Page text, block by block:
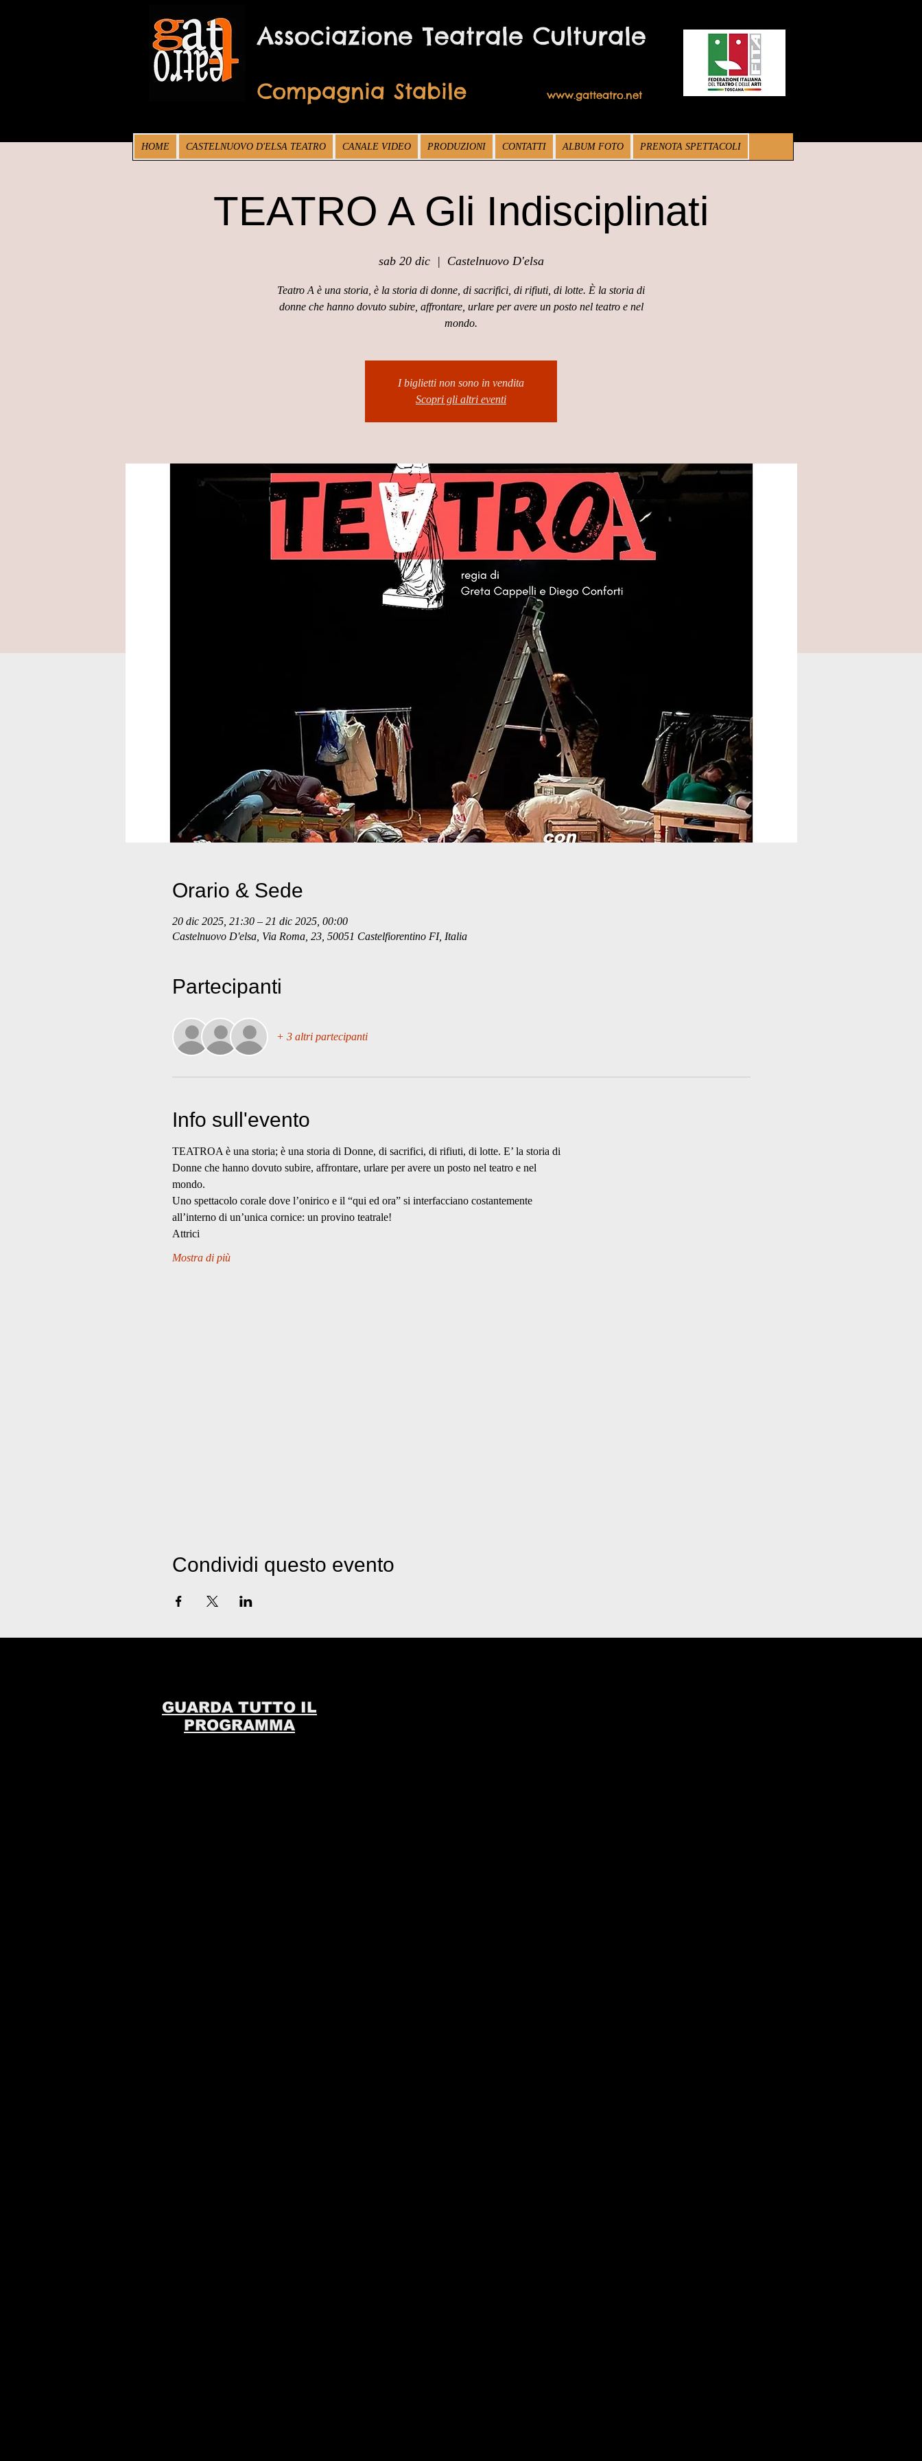
Associazione Teatrale Culturale
Compagnia Stabile www.gatteatro.net
HOME CASTELNUOVO D'ELSA TEATRO CANALE VIDEO PRODUZIONI CONTATTI ALBUM FOTO PRENOTA SPETTACOLI
TEATRO A Gli Indisciplinati
sab 20 dic
  |
Castelnuovo D'elsa
Teatro A è una storia, è la storia di donne, di sacrifici, di rifiuti, di lotte. È la storia di
donne che hanno dovuto subire, affrontare, urlare per avere un posto nel teatro e nel
mondo.
I biglietti non sono in vendita
Scopri gli altri eventi
Orario & Sede
20 dic 2025, 21:30 – 21 dic 2025, 00:00
Castelnuovo D'elsa, Via Roma, 23, 50051 Castelfiorentino FI, Italia
Partecipanti
+ 3 altri partecipanti
Info sull'evento
TEATROA è una storia; è una storia di Donne, di sacrifici, di rifiuti, di lotte. E’ la storia di
Donne che hanno dovuto subire, affrontare, urlare per avere un posto nel teatro e nel
mondo.
Uno spettacolo corale dove l’onirico e il “qui ed ora” si interfacciano costantemente
all’interno di un’unica cornice: un provino teatrale!
Attrici
Mostra di più
Condividi questo evento
GUARDA TUTTO IL
PROGRAMMA